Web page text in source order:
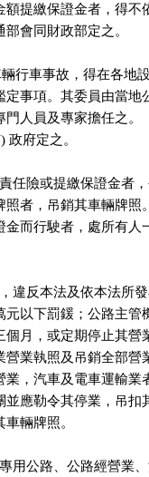
額提繳保證金者，得
部會同財政部定之。
行車事故，得在各地
定事項。其委員由當
門人員及專家擔任之。
政府定之。
任險或提繳保證金者
照者，吊銷其車輛牌照
金而行駛者，處所有
違反本法及依本法所
元以下罰鍰；公路主
個月，或定期停止其
營業執照及吊銷全部
業，汽車及電車運輸
並應勒令其停業，吊
車輛牌照。
用公路、公路經營業